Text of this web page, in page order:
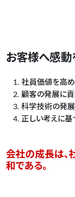
お客様へ感動
社員価値を高め
顧客の発展に貢
科学技術の発展
正しい考えに基
会社の成長は、
和である。